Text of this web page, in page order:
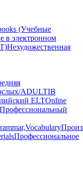
(Учебные
в электронном
Нехудожественная
ADULTIB
ELTOnline
Профессиональное